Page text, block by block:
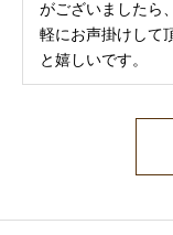
がございましたら
軽にお声掛けして
と嬉しいです。